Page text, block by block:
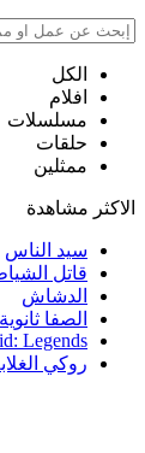
الكل
افلام
مسلسلات
حلقات
ممثلين
الاكثر مشاهدة
سيد الناس
قاتل
الدشاش
الصفا
Legends
روكي